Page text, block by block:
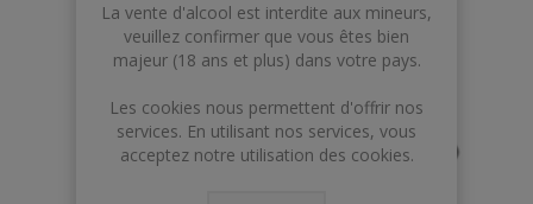
La vente d'alcool est interdite aux mineurs,
veuillez confirmer que vous êtes bien
majeur (18 ans et plus) dans votre pays.
Les cookies nous permettent d'offrir nos
services. En utilisant nos services, vous
acceptez notre utilisation des cookies.